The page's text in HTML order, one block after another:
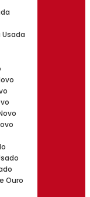
Ouro